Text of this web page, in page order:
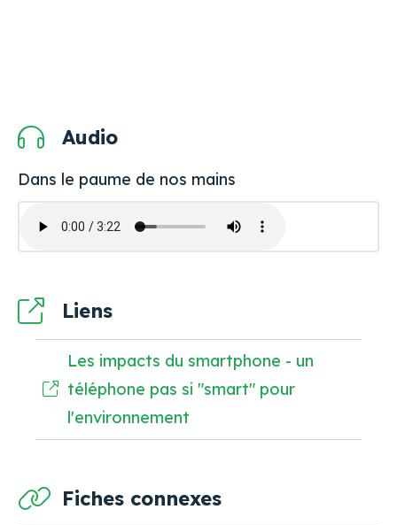
Audio
Dans le paume de nos mains
Liens
Les impacts du smartphone - un
téléphone pas si "smart" pour
l'environnement
Fiches connexes